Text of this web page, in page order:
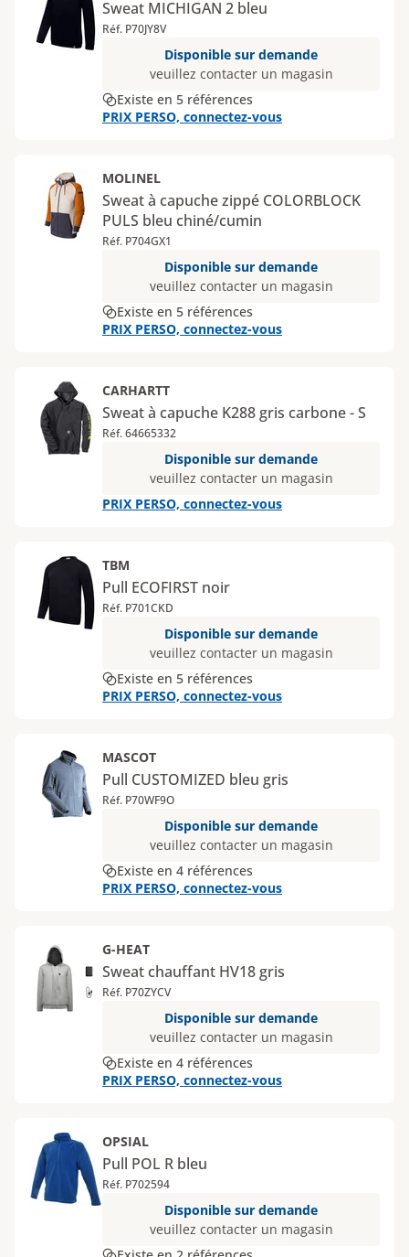
Sweat MICHIGAN 2 bleu
Réf. P70JY8V
Disponible sur demande
veuillez contacter un magasin
Existe en 5 références
PRIX PERSO, connectez-vous
MOLINEL
Sweat à capuche zippé COLORBLOCK
PULS bleu chiné/cumin
Réf. P704GX1
Disponible sur demande
veuillez contacter un magasin
Existe en 5 références
PRIX PERSO, connectez-vous
CARHARTT
Sweat à capuche K288 gris carbone - S
Réf. 64665332
Disponible sur demande
veuillez contacter un magasin
PRIX PERSO, connectez-vous
TBM
Pull ECOFIRST noir
Réf. P701CKD
Disponible sur demande
veuillez contacter un magasin
Existe en 5 références
PRIX PERSO, connectez-vous
MASCOT
Pull CUSTOMIZED bleu gris
Réf. P70WF9O
Disponible sur demande
veuillez contacter un magasin
Existe en 4 références
PRIX PERSO, connectez-vous
G-HEAT
Sweat chauffant HV18 gris
Réf. P70ZYCV
Disponible sur demande
veuillez contacter un magasin
Existe en 4 références
PRIX PERSO, connectez-vous
OPSIAL
Pull POL R bleu
Réf. P702594
Disponible sur demande
veuillez contacter un magasin